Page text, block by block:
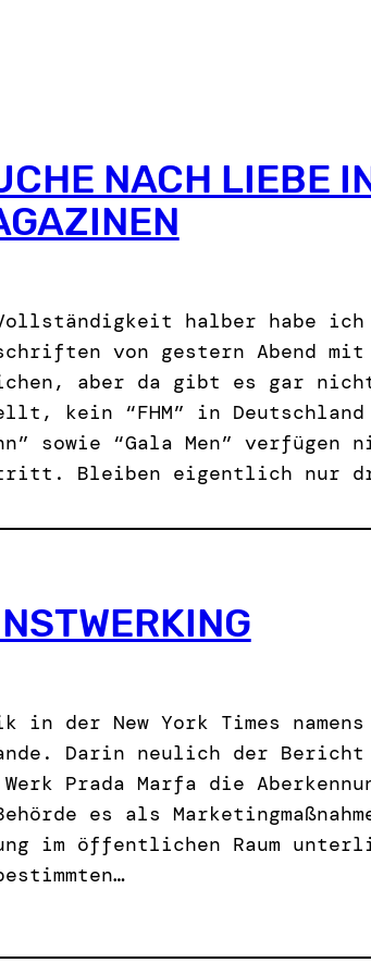
NACH LIEBE
halber habe ich
von gestern Abend mit
aber da gibt es gar
kein “FHM” in Deutschland
sowie “Gala Men” verfügen
Bleiben eigentlich nur
in der New York Times namens
Darin neulich der Bericht
Prada Marfa die
es als
im öffentlichen Raum